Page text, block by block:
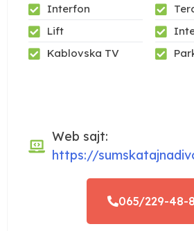
Interfon
Lift
Kablovska TV
Web sajt:
https://
065/229-48-